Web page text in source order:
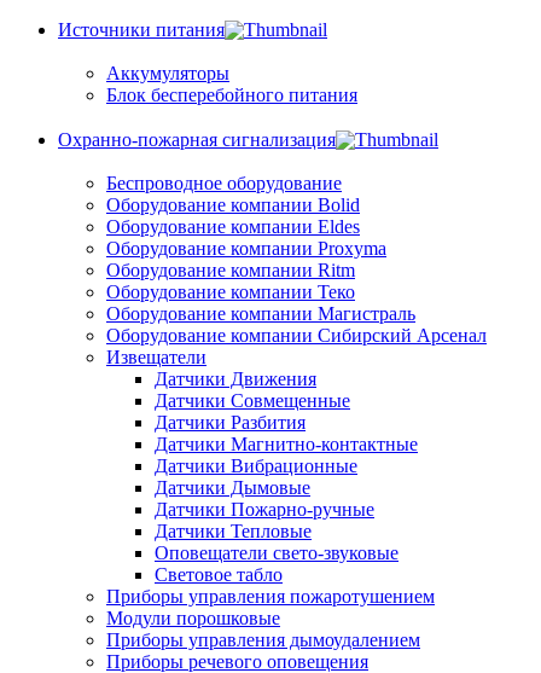
Источники питания
Аккумуляторы
Блок бесперебойного питания
Охранно-пожарная сигнализация
Беспроводное оборудование
Оборудование компании Bolid
Оборудование компании Eldes
Оборудование компании Proxyma
Оборудование компании Ritm
Оборудование компании Теко
Оборудование компании Магистраль
Оборудование компании Сибирский Арсенал
Извещатели
Датчики Движения
Датчики Совмещенные
Датчики Разбития
Датчики Магнитно-контактные
Датчики Вибрационные
Датчики Дымовые
Датчики Пожарно-ручные
Датчики Тепловые
Оповещатели свето-звуковые
Световое табло
Приборы управления пожаротушением
Модули порошковые
Приборы управления дымоудалением
Приборы речевого оповещения